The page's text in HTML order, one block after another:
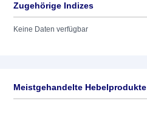
Zugehörige Indizes
Keine Daten verfügbar
Meistgehandelte Hebelprodukte